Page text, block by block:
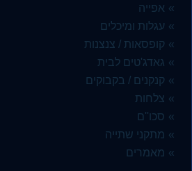
אפייה
עגלות ומיכלים
קופסאות / צנצנות
גאדג'טים לבית
קנקנים / בקבוקים
צלחות
סכו''ם
מתקני שתייה
מאמרים